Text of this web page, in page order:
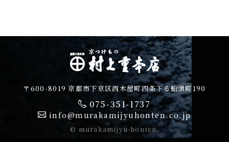
〒600-8019 京都市下京区西木屋町四条下る船頭町190
075-351-1737
info@murakamijyuhonten.co.jp
© murakamijyu-honten.